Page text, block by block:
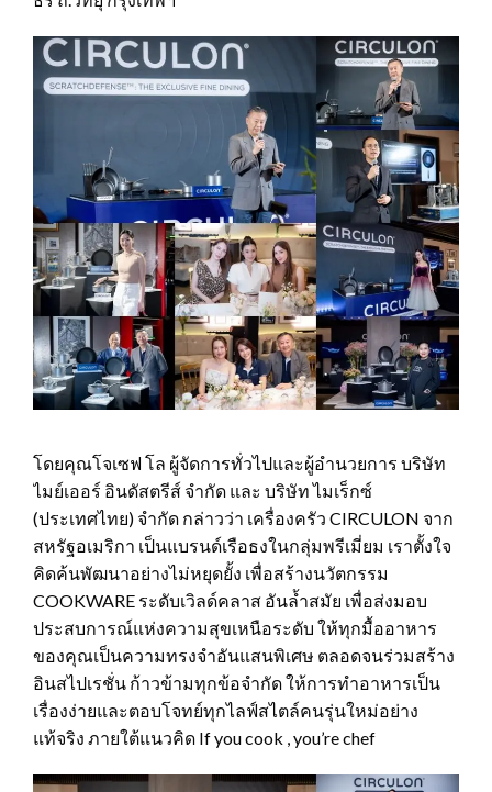
โดยคุณโจเซฟ โล ผู้จัดการทั่วไปและผู้อำนวยการ บริษัท
ไมย์เออร์ อินดัสตรีส์ จำกัด และ บริษัท ไมเร็กซ์
(ประเทศไทย) จำกัด กล่าวว่า เครื่องครัว CIRCULON จาก
สหรัฐอเมริกา เป็นแบรนด์เรือธงในกลุ่มพรีเมี่ยม เราตั้งใจ
คิดค้นพัฒนาอย่างไม่หยุดยั้ง เพื่อสร้างนวัตกรรม
COOKWARE ระดับเวิลด์คลาส อันล้ำสมัย เพื่อส่งมอบ
ประสบการณ์แห่งความสุขเหนือระดับ ให้ทุกมื้ออาหาร
ของคุณเป็นความทรงจำอันแสนพิเศษ ตลอดจนร่วมสร้าง
อินสไปเรชั่น ก้าวข้ามทุกข้อจำกัด ให้การทำอาหารเป็น
เรื่องง่ายและตอบโจทย์ทุกไลฟ์สไตล์คนรุ่นใหม่อย่าง
แท้จริง ภายใต้แนวคิด If you cook , you’re chef